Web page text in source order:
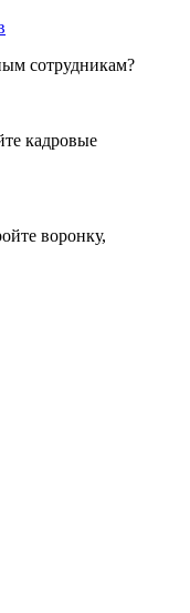
сотрудникам?
кадровые
воронку,